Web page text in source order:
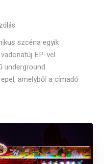
szcéna egyik
EP-vel
underground
amelyből a címadó